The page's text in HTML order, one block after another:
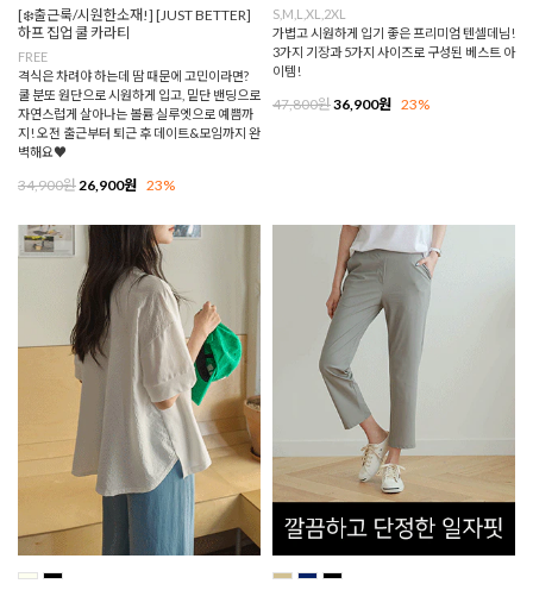
[❄️출근룩/시원한소재!] [JUST BETTER]
하프 집업 쿨 카라티
FREE
격식은 차려야 하는데 땀 때문에 고민이라면?
쿨 분또 원단으로 시원하게 입고, 밑단 밴딩으로
자연스럽게 살아나는 볼륨 실루엣으로 예쁨까
지! 오전 출근부터 퇴근 후 데이트&모임까지 완
벽해요♥
34,900원 26,900원 23%
S,M,L,XL,2XL
가볍고 시원하게 입기 좋은 프리미엄 텐셀데님!
3가지 기장과 5가지 사이즈로 구성된 베스트 아
이템!
47,800원36,900원 23%